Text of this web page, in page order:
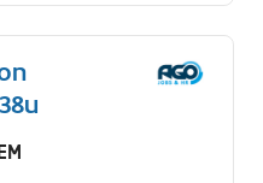
en zorgt
tiptop uitziet.
coachen en
het maken van